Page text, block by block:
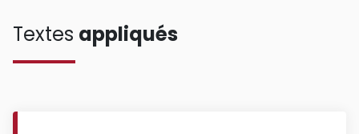
Textes appliqués